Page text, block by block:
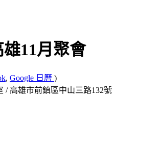
11月聚會
, Google 日曆 )
/ 高雄市前鎮區中山三路132號